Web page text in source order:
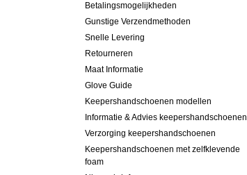
Betalingsmogelijkheden
Gunstige Verzendmethoden
Snelle Levering
Retourneren
Maat Informatie
Glove Guide
Keepershandschoenen modellen
Informatie & Advies keepershandschoenen
Verzorging keepershandschoenen
Keepershandschoenen met zelfklevende
foam